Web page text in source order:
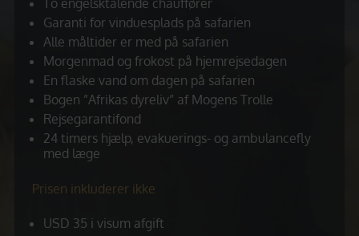
To engelsktalende chauffører
Garanti for vinduesplads på safarien
Alle måltider er med på safarien
Morgenmad og frokost på hjemrejsedagen
En flaske vand om dagen på safarien
Bogen ”Afrikas dyreliv” af Mogens Trolle
Rejsegarantifond
24 timers hjælp, evakuerings- og ambulancefly
med læge
Prisen inkluderer ikke
USD 35 i visum afgift